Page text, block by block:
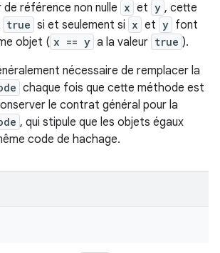
référence non nulle x et y , cette
true si et seulement si x et y font
objet ( x == y a la valeur true ).
nécessaire de remplacer la
chaque fois que cette méthode est
le contrat général pour la
, qui stipule que les objets égaux
code de hachage.